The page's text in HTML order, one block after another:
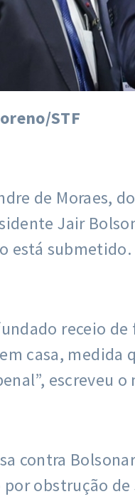
STF
de Moraes,
Jair
está submetido.
receio
casa, medida
escreveu
contra
obstrução